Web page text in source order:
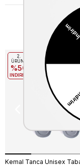
Kemal Tanca Unisex
2.
ÜRÜNE
%50
INDIRIM